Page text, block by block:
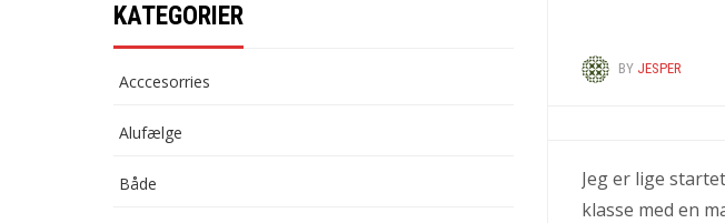
BY JESPER
Jeg er lige
klasse med en
KATEGORIER
Acccesorries
Alufælge
Både